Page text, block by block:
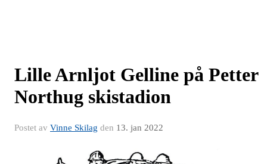
Lille Arnljot Gelline på Petter
Northug skistadion
Postet av Vinne Skilag den 13. jan 2022